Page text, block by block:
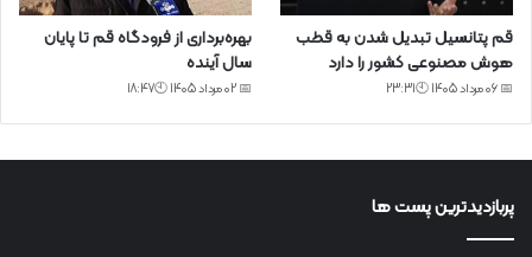
قم پتانسیل تبدیل شدن به قطب
هوش مصنوعی کشور را دارد
📅 06 مرداد 1405 🕙23:31
بهره‌برداری از فرودگاه قم تا پایان
سال آینده
📅 02 مرداد 1405 🕙18:47
پربازدیدترین پست ها